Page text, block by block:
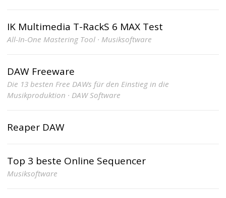
IK Multimedia T-RackS 6 MAX Test
All-In-One Mastering Tool · Musiksoftware
DAW Freeware
Die 13 besten Free DAWs für den Einstieg in die
Musikproduktion · DAW Software
Reaper DAW
Top 3 beste Online Sequencer
Musiksoftware